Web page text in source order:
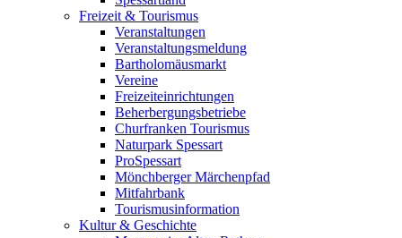
Freizeit & Tourismus
Veranstaltungen
Veranstaltungsmeldung
Bartholomäusmarkt
Vereine
Freizeiteinrichtungen
Beherbergungsbetriebe
Churfranken Tourismus
Naturpark Spessart
ProSpessart
Mönchberger Märchenpfad
Mitfahrbank
Tourismusinformation
Kultur & Geschichte